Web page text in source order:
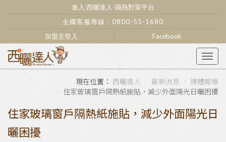
進入 西曬達人-隔熱對策平台
全國客服專線： 0800-55-1680
加盟主登入
Facebook
西曬達人 最新消息
媒體報導
住家玻璃窗戶隔熱紙施貼，減少外面陽光日曬困擾
住家玻璃窗戶隔熱紙施貼，減少外面陽光日
曬困擾